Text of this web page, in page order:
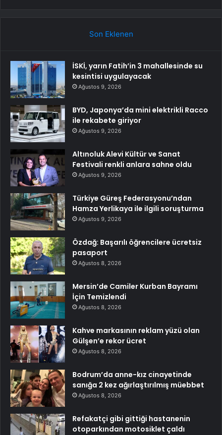
Son Eklenen
İSKİ, yarın Fatih’in 3 mahallesinde su
kesintisi uygulayacak
Ağustos 9, 2026
BYD, Japonya’da mini elektrikli Racco
ile rekabete giriyor
Ağustos 9, 2026
Altınoluk Alevi Kültür ve Sanat
Festivali renkli anlara sahne oldu
Ağustos 9, 2026
Türkiye Güreş Federasyonu’ndan
Hamza Yerlikaya ile ilgili soruşturma
Ağustos 9, 2026
Özdağ: Başarılı öğrencilere ücretsiz
pasaport
Ağustos 8, 2026
Mersin’de Camiler Kurban Bayramı
İçin Temizlendi
Ağustos 8, 2026
Kahve markasının reklam yüzü olan
Gülşen’e rekor ücret
Ağustos 8, 2026
Bodrum’da anne-kız cinayetinde
sanığa 2 kez ağırlaştırılmış müebbet
Ağustos 8, 2026
Refakatçi gibi gittiği hastanenin
otoparkından motosiklet çaldı